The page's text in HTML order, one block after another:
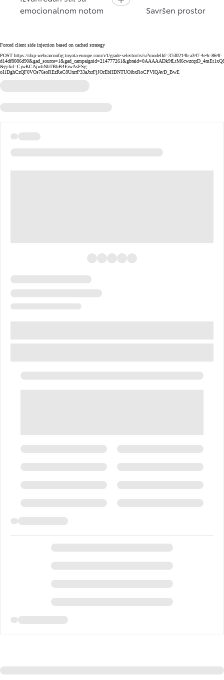
emocionalnom notom
Open card
Savršen prostor
Forced client side injection based on cached strategy
POST https://dxp-webcarconfig.toyota-europe.com/v1/grade-selector/rs/sr?modelId=37d0214b-a347-4e4c-864f-
&gclid=CjwKCAjwhNbTBhB4EiwAsFSg-
oI1DghCzQF0VOs76soREzReC8UnrrP33aJxrFjJOrEbHDNTUOibxRoCPVIQAvD_BwE